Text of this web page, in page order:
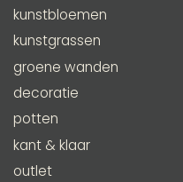
kunstbloemen
kunstgrassen
groene wanden
decoratie
potten
kant & klaar
outlet